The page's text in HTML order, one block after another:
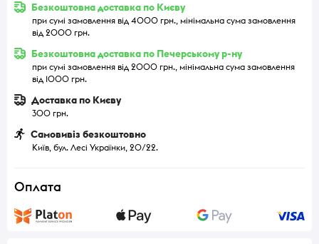
Безкоштовна доставка по Києву
при сумі замовлення від 4000 грн., мінімальна сума замовлення
від 2000 грн.
Безкоштовна доставка по Печерському р-ну
при сумі замовлення від 2000 грн., мінімальна сума замовлення
від 1000 грн.
Доставка по Києву
300 грн.
Самовивіз безкоштовно
Київ, бул. Лесі Українки, 20/22.
Оплата